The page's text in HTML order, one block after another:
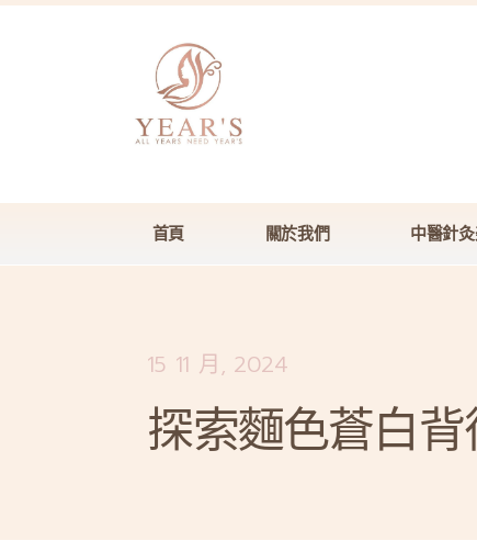
首頁 關於我們 中醫針
15 11 月, 2024
探索麵色蒼白